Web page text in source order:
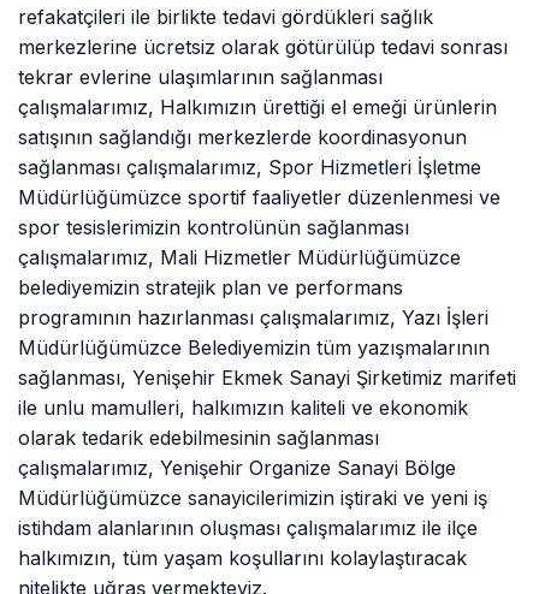
refakatçileri ile birlikte tedavi gördükleri sağlık
merkezlerine ücretsiz olarak götürülüp tedavi sonrası
tekrar evlerine ulaşımlarının sağlanması
çalışmalarımız, Halkımızın ürettiği el emeği ürünlerin
satışının sağlandığı merkezlerde koordinasyonun
sağlanması çalışmalarımız, Spor Hizmetleri İşletme
Müdürlüğümüzce sportif faaliyetler düzenlenmesi ve
spor tesislerimizin kontrolünün sağlanması
çalışmalarımız, Mali Hizmetler Müdürlüğümüzce
belediyemizin stratejik plan ve performans
programının hazırlanması çalışmalarımız, Yazı İşleri
Müdürlüğümüzce Belediyemizin tüm yazışmalarının
sağlanması, Yenişehir Ekmek Sanayi Şirketimiz marifeti
ile unlu mamulleri, halkımızın kaliteli ve ekonomik
olarak tedarik edebilmesinin sağlanması
çalışmalarımız, Yenişehir Organize Sanayi Bölge
Müdürlüğümüzce sanayicilerimizin iştiraki ve yeni iş
istihdam alanlarının oluşması çalışmalarımız ile ilçe
halkımızın, tüm yaşam koşullarını kolaylaştıracak
nitelikte uğraş vermekteyiz.